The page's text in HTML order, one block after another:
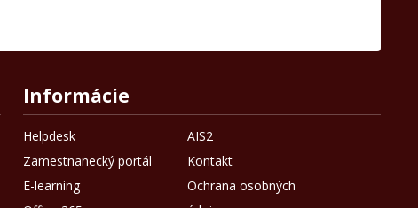
Informácie
Helpdesk
Zamestnanecký portál
E-learning
AIS2
Kontakt
Ochrana osobných